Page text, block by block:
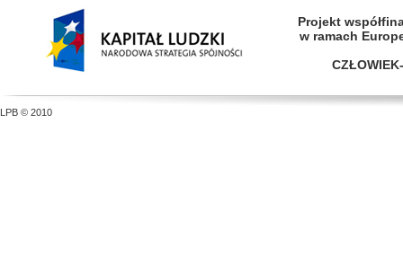
Projekt
w ramach
LPB © 2010